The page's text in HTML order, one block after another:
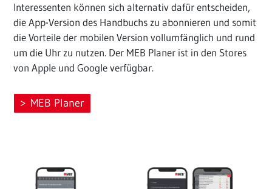
Interessenten können sich alternativ dafür entscheiden,
die App-Version des Handbuchs zu abonnieren und somit
die Vorteile der mobilen Version vollumfänglich und rund
um die Uhr zu nutzen. Der MEB Planer ist in den Stores
von Apple und Google verfügbar.
MEB Planer